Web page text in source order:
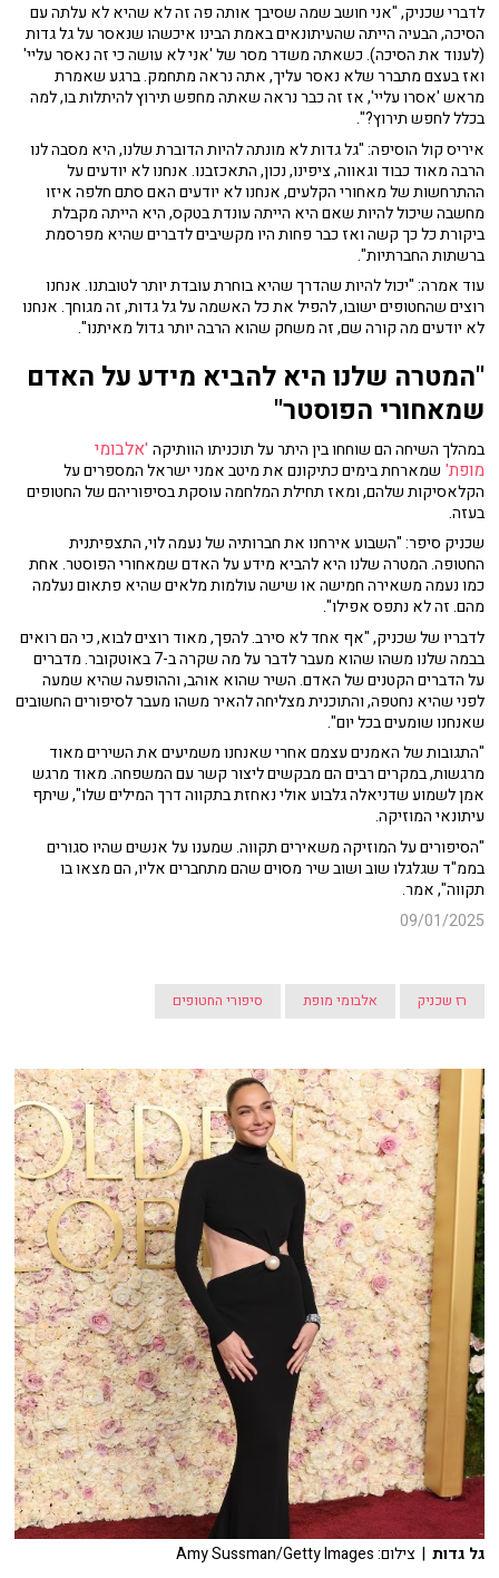
לדברי שכניק, "אני חושב שמה שסיבך אותה פה זה לא שהיא לא עלתה עם
הסיכה, הבעיה הייתה שהעיתונאים באמת הבינו איכשהו שנאסר על גל גדות
(לענוד את הסיכה). כשאתה משדר מסר של 'אני לא עושה כי זה נאסר עליי'
ואז בעצם מתברר שלא נאסר עליך, אתה נראה מתחמק. ברגע שאמרת
מראש 'אסרו עליי', אז זה כבר נראה שאתה מחפש תירוץ להיתלות בו, למה
בכלל לחפש תירוץ?".
איריס קול הוסיפה: "גל גדות לא מונתה להיות הדוברת שלנו, היא מסבה לנו
הרבה מאוד כבוד וגאווה, ציפינו, נכון, התאכזבנו. אנחנו לא יודעים על
ההתרחשות של מאחורי הקלעים, אנחנו לא יודעים האם סתם חלפה איזו
מחשבה שיכול להיות שאם היא הייתה עונדת בטקס, היא הייתה מקבלת
ביקורת כל כך קשה ואז כבר פחות היו מקשיבים לדברים שהיא מפרסמת
ברשתות החברתיות".
עוד אמרה: "יכול להיות שהדרך שהיא בוחרת עובדת יותר לטובתנו. אנחנו
רוצים שהחטופים ישובו, להפיל את כל האשמה על גל גדות, זה מגוחך. אנחנו
לא יודעים מה קורה שם, זה משחק שהוא הרבה יותר גדול מאיתנו".
"המטרה שלנו היא להביא מידע על האדם
שמאחורי הפוסטר"
במהלך השיחה הם שוחחו בין היתר על תוכניתו הוותיקה 'אלבומי
מופת' שמארחת בימים כתיקונם את מיטב אמני ישראל המספרים על
הקלאסיקות שלהם, ומאז תחילת המלחמה עוסקת בסיפוריהם של החטופים
בעזה.
שכניק סיפר: "השבוע אירחנו את חברותיה של נעמה לוי, התצפיתנית
החטופה. המטרה שלנו היא להביא מידע על האדם שמאחורי הפוסטר. אחת
כמו נעמה משאירה חמישה או שישה עולמות מלאים שהיא פתאום נעלמה
מהם. זה לא נתפס אפילו".
לדבריו של שכניק, "אף אחד לא סירב. להפך, מאוד רוצים לבוא, כי הם רואים
בבמה שלנו משהו שהוא מעבר לדבר על מה שקרה ב-7 באוטקובר. מדברים
על הדברים הקטנים של האדם. השיר שהוא אוהב, וההופעה שהיא שמעה
לפני שהיא נחטפה, והתוכנית מצליחה להאיר משהו מעבר לסיפורים החשובים
שאנחנו שומעים בכל יום".
"התגובות של האמנים עצמם אחרי שאנחנו משמיעים את השירים מאוד
מרגשות, במקרים רבים הם מבקשים ליצור קשר עם המשפחה. מאוד מרגש
אמן לשמוע שדניאלה גלבוע אולי נאחזת בתקווה דרך המילים שלו", שיתף
עיתונאי המוזיקה.
"הסיפורים על המוזיקה משאירים תקווה. שמענו על אנשים שהיו סגורים
בממ"ד שגלגלו שוב ושוב שיר מסוים שהם מתחברים אליו, הם מצאו בו
תקווה", אמר.
09/01/2025
רז שכניק אלבומי מופת סיפורי החטופים
גל גדות | צילום: Amy Sussman/Getty Images